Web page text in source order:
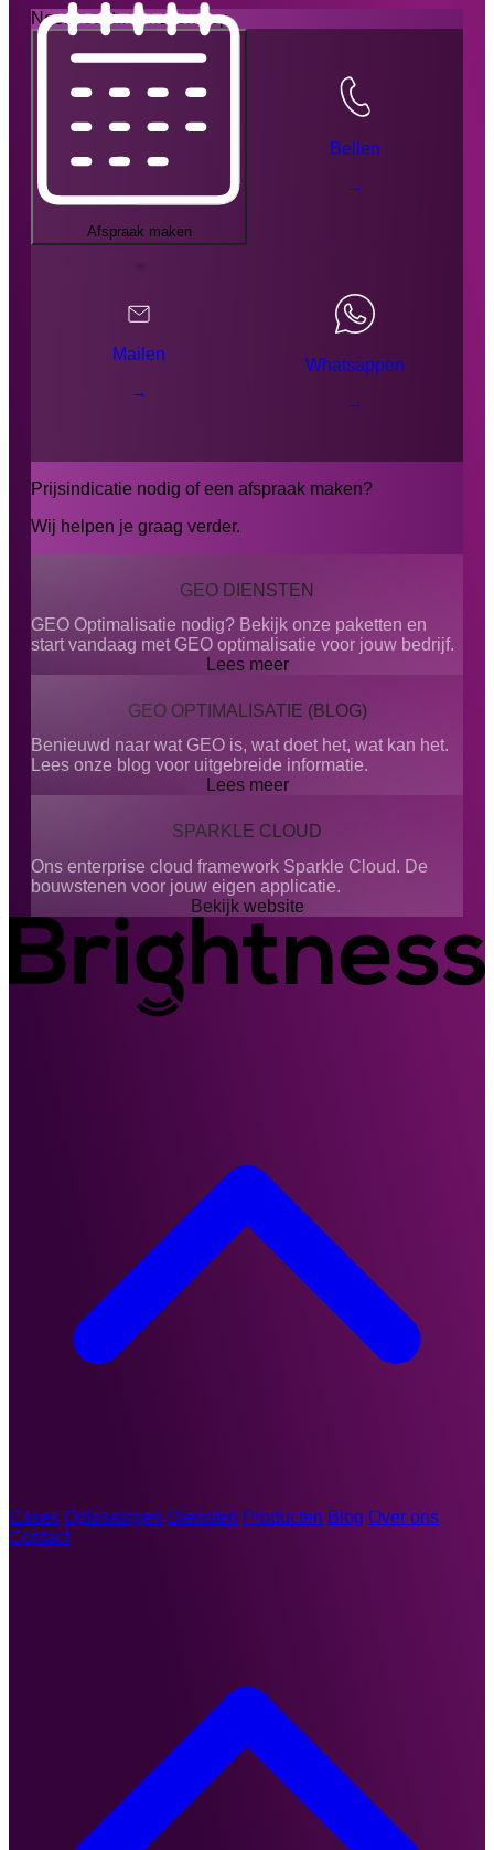
Neem contact met ons op
Afspraak maken
Bellen
→
Mailen
→
Whatsappen
→
Prijsindicatie nodig of een afspraak maken?
Wij helpen je graag verder.
GEO DIENSTEN
GEO Optimalisatie nodig? Bekijk onze paketten en
start vandaag met GEO optimalisatie voor jouw bedrijf.
Lees meer
GEO OPTIMALISATIE (BLOG)
Benieuwd naar wat GEO is, wat doet het, wat kan het.
Lees onze blog voor uitgebreide informatie.
Lees meer
SPARKLE CLOUD
Ons enterprise cloud framework Sparkle Cloud. De
bouwstenen voor jouw eigen applicatie.
Bekijk website
Cases Oplossingen Diensten Producten Blog Over ons
Contact